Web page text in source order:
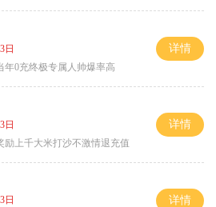
日
年0充终极专属人帅爆率高
详情
日
励上千大米打沙不激情退充值
详情
日
详情